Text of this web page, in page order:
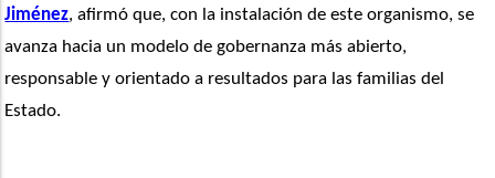
Jiménez, afirmó que, con la instalación de este organismo, se
avanza hacia un modelo de gobernanza más abierto,
responsable y orientado a resultados para las familias del
Estado.